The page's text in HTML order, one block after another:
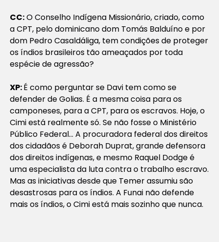
CC:O Conselho Indígena Missionário, criado, como
a CPT, pelo dominicano dom Tomás Balduíno e por
dom Pedro Casaldáliga, tem condições de proteger
os índios brasileiros tão ameaçados por toda
espécie de agressão?
XP:É como perguntar se Davi tem como se
defender de Golias. É a mesma coisa para os
camponeses, para a CPT, para os escravos. Hoje, o
Cimi está realmente só. Se não fosse o Ministério
Público Federal… A procuradora federal dos direitos
dos cidadãos é Deborah Duprat, grande defensora
dos direitos indígenas, e mesmo Raquel Dodge é
uma especialista da luta contra o trabalho escravo.
Mas as iniciativas desde que Temer assumiu são
desastrosas para os índios. A Funai não defende
mais os índios, o Cimi está mais sozinho que nunca.